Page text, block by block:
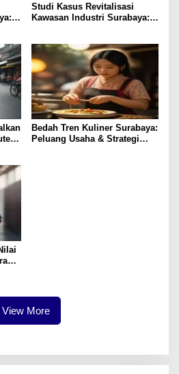
Studi Kasus Revitalisasi
Kawasan Industri Surabaya:
Bedah Tren Kuliner Surabaya:
Peluang Usaha & Strategi
View More